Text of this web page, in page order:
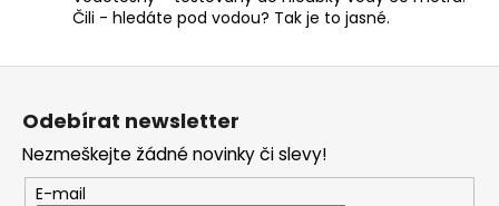
Čili - hledáte pod vodou? Tak je to jasné.
Odebírat newsletter
Nezmeškejte žádné novinky či slevy!
E-mail